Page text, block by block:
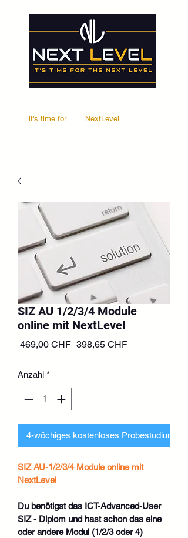
it's time for NextLevel
SIZ AU 1/2/3/4 Module
online mit NextLevel
469,00 CHF Standardpreis
398,65 CHFSale-
Anzahl *
4-wöchiges kostenloses Probestudium
SIZ AU-1/2/3/4 Module online mit
NextLevel
Du benötigst das ICT-Advanced-User
SIZ - Diplom und hast schon das eine
oder andere Modul (1/2/3 oder 4)